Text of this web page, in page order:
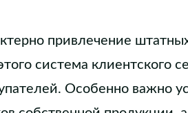
привлечение
система клиентского
Особенно важно